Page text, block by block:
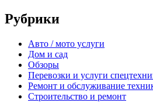
Рубрики
Авто / мото услуги
Дом и сад
Обзоры
Перевозки и услуги
Ремонт и обслуживание
Строительство и ремонт